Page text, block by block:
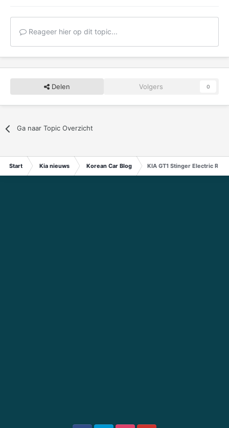
Reageer hier op dit topic...
Delen Volgers 0
Ga naar Topic Overzicht
Start Kia nieuws Korean Car Blog KIA GT1 Stinger Electric